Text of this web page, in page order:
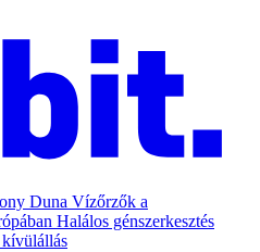
Duna Vízőrzők a
Halálos génszerkesztés